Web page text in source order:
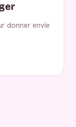
donner envie